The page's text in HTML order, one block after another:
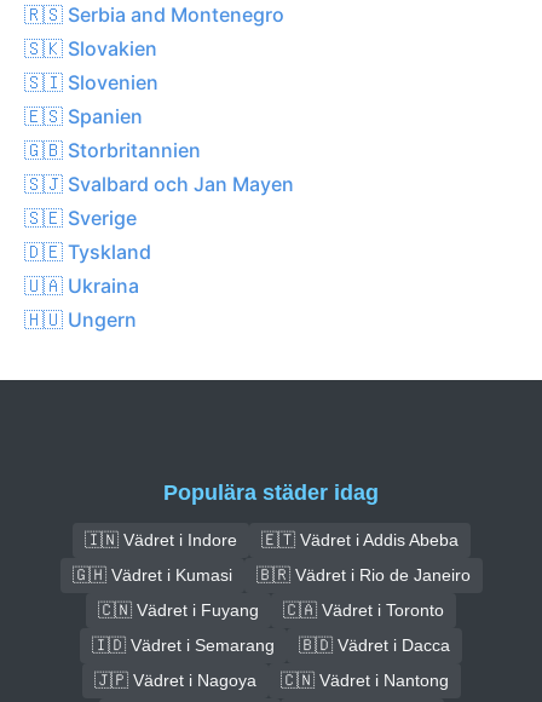
🇷🇸 Serbia and Montenegro
🇸🇰 Slovakien
🇸🇮 Slovenien
🇪🇸 Spanien
🇬🇧 Storbritannien
🇸🇯 Svalbard och Jan Mayen
🇸🇪 Sverige
🇩🇪 Tyskland
🇺🇦 Ukraina
🇭🇺 Ungern
Populära städer idag
🇮🇳 Vädret i Indore
🇪🇹 Vädret i Addis Abeba
🇬🇭 Vädret i Kumasi
🇧🇷 Vädret i Rio de Janeiro
🇨🇳 Vädret i Fuyang
🇨🇦 Vädret i Toronto
🇮🇩 Vädret i Semarang
🇧🇩 Vädret i Dacca
🇯🇵 Vädret i Nagoya
🇨🇳 Vädret i Nantong